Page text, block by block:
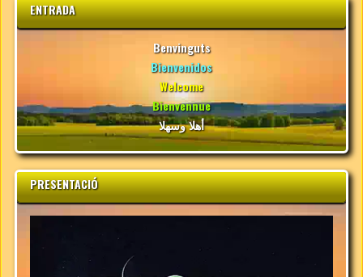
ENTRADA
Benvinguts
Bienvenidos
Welcome
Bienvennue
أهلا وسهلا
PRESENTACIÓ